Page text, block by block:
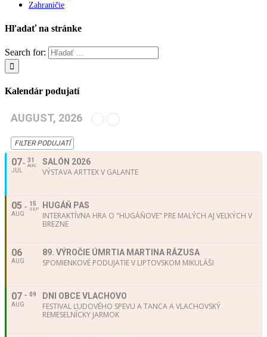
Zahraničie
Hľadať na stránke
Search for:
Kalendár podujatí
AUGUST, 2026
FILTER PODUJATÍ
07
JUL
31
AUG SALÓN 2026
VÝSTAVA ARTTEX V GALANTE
05
AUG
15
SEP HUGÁŇ PAS
INTERAKTÍVNA HRA O "HUGÁŇOVE" PRE MALÝCH AJ VEĽKÝCH V
BREZNE
06
AUG
89. VÝROČIE ÚMRTIA MARTINA RÁZUSA
SPOMIENKOVÉ PODUJATIE V LIPTOVSKOM MIKULÁŠI
07
AUG
09 DNI OBCE VLACHOVO
FESTIVAL ĽUDOVÉHO SPEVU A TANCA A VLACHOVSKÝ
REMESELNÍCKY JARMOK